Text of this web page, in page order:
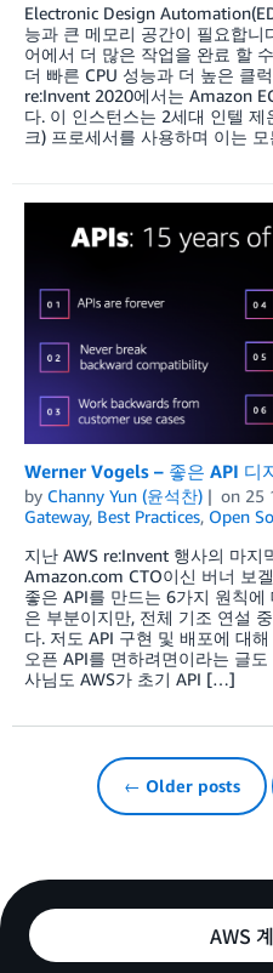
Electronic Design
능과 큰 메모리 공간이 필요합니
어에서 더 많은 작업을 완료 할
더 빠른 CPU 성능과 더 높은 클
re:Invent 2020에서는 Amazon
다. 이 인스턴스는 2세대 인텔
크) 프로세서를 사용하며 이는
Werner Vogels – 좋은 API 디
by Channy Yun (윤석찬) on 25
Gateway, Best Practices, Open
지난 AWS re:Invent 행사의 마지
Amazon.com CTO이신 버너 보
좋은 API를 만드는 6가지 원칙
은 부분이지만, 전체 기조 연설
다. 저도 API 구현 및 배포에 대
오픈 API를 면하려면이라는 글
사님도 AWS가 초기 API […]
← Older posts
AWS